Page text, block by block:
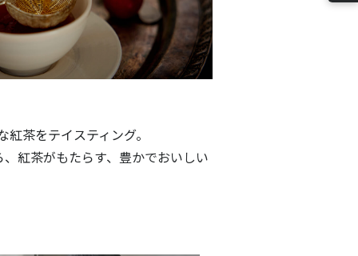
茶をテイスティング。
紅茶がもたらす、豊かでおいしい